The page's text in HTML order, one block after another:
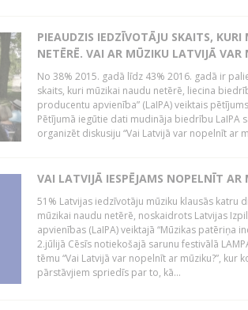
PIEAUDZIS IEDZĪVOTĀJU SKAITS,
NETĒRĒ. VAI AR MŪZIKU LATVIJĀ VAR
No 38% 2015. gadā līdz 43% 2016. gadā ir
skaits, kuri mūzikai naudu netērē, liecina
producentu apvienība” (LaIPA) veiktais
Pētījumā iegūtie dati mudināja biedrību LaIPA
organizēt diskusiju “Vai Latvijā var nopelnīt ar
VAI LATVIJĀ IESPĒJAMS NOPELNĪT AR
51% Latvijas iedzīvotāju mūziku klausās katru
mūzikai naudu netērē, noskaidrots Latvijas
apvienības (LaIPA) veiktajā “Mūzikas patēriņa
2.jūlijā Cēsīs notiekošajā sarunu festivālā
tēmu “Vai Latvijā var nopelnīt ar mūziku?”, kur
pārstāvjiem spriedīs par to, kā...